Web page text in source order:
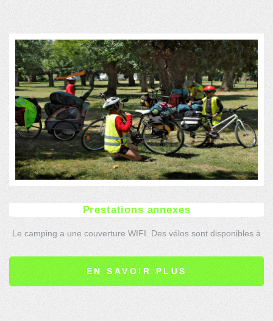
Prestations annexes
Le camping a une couverture WIFI. Des vélos sont disponibles à
EN SAVOIR PLUS